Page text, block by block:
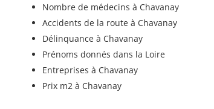
Nombre de médecins à Chavanay
Accidents de la route à Chavanay
Délinquance à Chavanay
Prénoms donnés dans la Loire
Entreprises à Chavanay
Prix m2 à Chavanay